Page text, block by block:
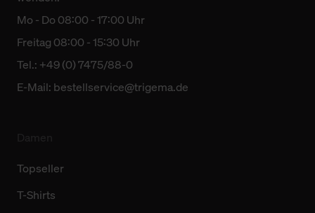
Mo - Do 08:00 - 17:00 Uhr
Freitag 08:00 - 15:30 Uhr
Tel.: +49 (0) 7475/88-0
E-Mail: bestellservice@trigema.de
Topseller
T-Shirts